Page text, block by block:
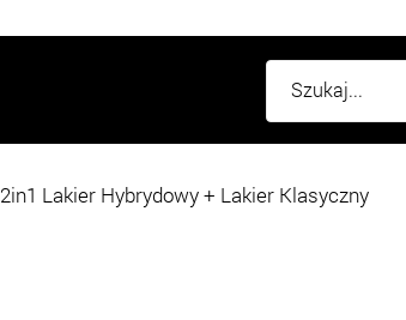
2in1 Lakier Hybrydowy + Lakier Klasyczny